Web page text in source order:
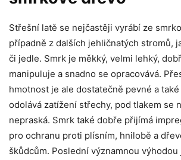
Střešní latě se nejčastěji vyrábí ze
případně z dalších jehličnatých stromů,
či jedle. Smrk je měkký, velmi lehký,
manipuluje a snadno se opracovává.
hmotnost je ale dostatečně pevné a
odolává zatížení střechy, pod tlakem se
nepraská. Smrk také dobře přijímá
pro ochranu proti plísním, hnilobě a
škůdcům. Poslední významnou výhodou